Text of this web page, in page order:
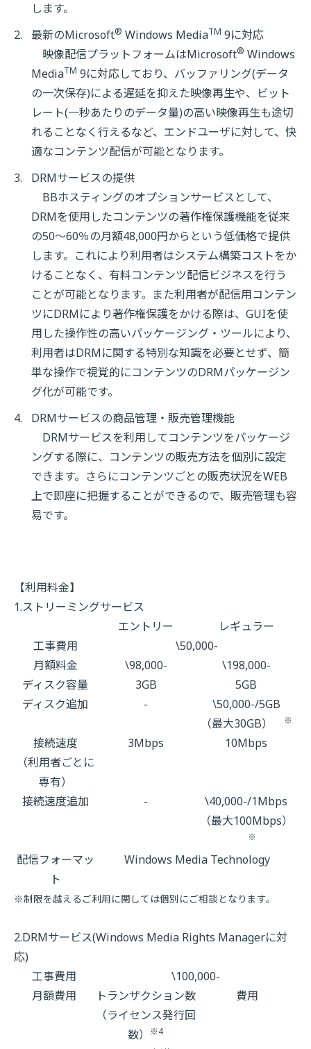
します。
最新のMicrosoft® Windows MediaTM 9に対応
映像配信プラットフォームはMicrosoft® Windows
MediaTM 9に対応しており、バッファリング(データ
の一次保存)による遅延を抑えた映像再生や、ビット
レート(一秒あたりのデータ量)の高い映像再生も途切
れることなく行えるなど、エンドユーザに対して、快
適なコンテンツ配信が可能となります。
DRMサービスの提供
BBホスティングのオプションサービスとして、
DRMを使用したコンテンツの著作権保護機能を従来
の50〜60％の月額48,000円からという低価格で提供
します。これにより利用者はシステム構築コストをか
けることなく、有料コンテンツ配信ビジネスを行う
ことが可能となります。また利用者が配信用コンテン
ツにDRMにより著作権保護をかける際は、GUIを使
用した操作性の高いパッケージング・ツールにより、
利用者はDRMに関する特別な知識を必要とせず、簡
単な操作で視覚的にコンテンツのDRMパッケージン
グ化が可能です。
DRMサービスの商品管理・販売管理機能
DRMサービスを利用してコンテンツをパッケージ
ングする際に、コンテンツの販売方法を個別に設定
できます。さらにコンテンツごとの販売状況をWEB
上で即座に把握することができるので、販売管理も容
易です。
【利用料金】
1.ストリーミングサービス
エントリー
レギュラー
工事費用
\50,000-
月額料金
\98,000-
\198,000-
ディスク容量
3GB
5GB
ディスク追加
-
\50,000-/5GB
（最大30GB）
※
接続速度
（利用者ごとに
専有）
3Mbps 10Mbps
接続速度追加 -
\40,000-/1Mbps
（最大100Mbps）
※
配信フォーマッ
ト
Windows Media Technology
※制限を越えるご利用に関しては個別にご相談となります。
2.DRMサービス(Windows Media Rights Managerに対
応)
工事費用
\100,000-
月額費用
トランザクション数
（ライセンス発行回
数）
※4
費用